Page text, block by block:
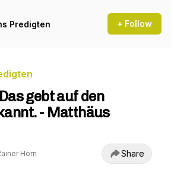
Predigten + Follow
gebt auf den
- Matthäus
Horn Share